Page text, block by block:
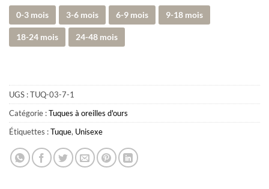
0-3 mois 3-6 mois 6-9 mois 9-18 mois
18-24 mois 24-48 mois
UGS :TUQ-03-7-1
Catégorie :Tuques à oreilles d'ours
Étiquettes :Tuque, Unisexe